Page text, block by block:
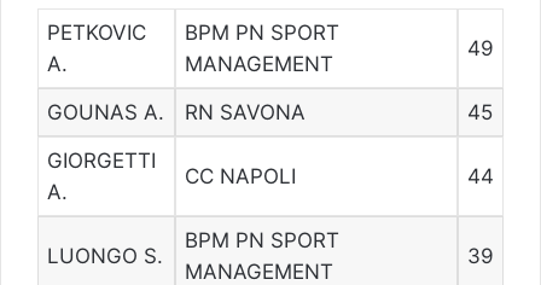
PETKOVIC
A.
BPM PN SPORT
MANAGEMENT
49
GOUNAS A. RN SAVONA
45
GIORGETTI
A.
CC NAPOLI 44
LUONGO S.
BPM PN SPORT
MANAGEMENT
39